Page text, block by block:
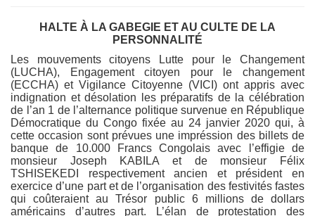
HALTE À LA GABEGIE ET AU CULTE DE LA
PERSONNALITÉ
Les mouvements citoyens Lutte pour le Changement
(LUCHA), Engagement citoyen pour le changement
(ECCHA) et Vigilance Citoyenne (VICI) ont appris avec
indignation et désolation les préparatifs de la célébration
de l’an 1 de l’alternance politique survenue en République
Démocratique du Congo fixée au 24 janvier 2020 qui, à
cette occasion sont prévues une impréssion des billets de
banque de 10.000 Francs Congolais avec l’effigie de
monsieur Joseph KABILA et de monsieur Félix
TSHISEKEDI respectivement ancien et président en
exercice d’une part et de l’organisation des festivités fastes
qui coûteraient au Trésor public 6 millions de dollars
américains d’autres part. L’élan de protestation des